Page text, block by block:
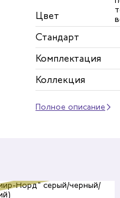
Цвет
Стандарт
Комплектация
Коллекция
Полное описание